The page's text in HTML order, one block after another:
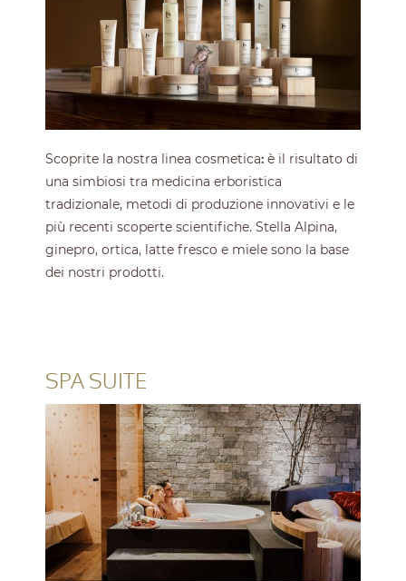
Scoprite la nostra linea cosmetica: è il risultato di
una simbiosi tra medicina erboristica
tradizionale, metodi di produzione innovativi e le
più recenti scoperte scientifiche. Stella Alpina,
ginepro, ortica, latte fresco e miele sono la base
dei nostri prodotti.
SPA SUITE